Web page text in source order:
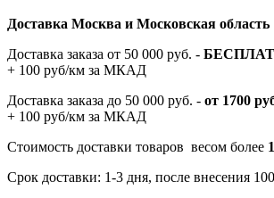
Доставка Москва и Московская область
Доставка заказа от 50 000 руб. -
+ 100 руб/км за МКАД
Доставка заказа до 50 000 руб. - от 1700
+ 100 руб/км за МКАД
Стоимость доставки товаров весом более
Срок доставки: 1-3 дня, после внесения